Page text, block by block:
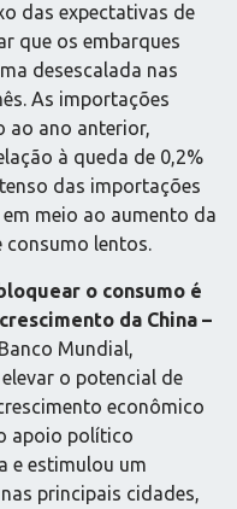
das expectativas de
que os embarques
desescalada nas
As importações
ao ano anterior,
à queda de 0,2%
das importações
meio ao aumento da
consumo lentos.
o consumo é
da China –
Mundial,
o potencial de
econômico
apoio político
e estimulou um
principais cidades,